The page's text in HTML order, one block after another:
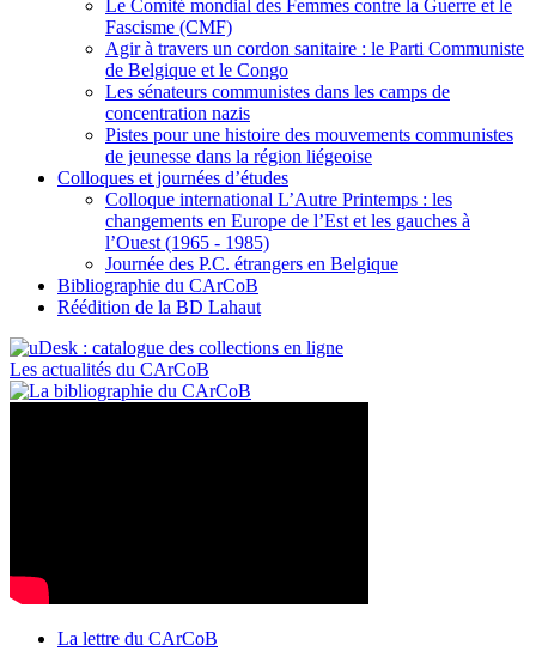
Le Comité mondial des Femmes contre la Guerre et le
Fascisme (CMF)
Agir à travers un cordon sanitaire : le Parti Communiste
de Belgique et le Congo
Les sénateurs communistes dans les camps de
concentration nazis
Pistes pour une histoire des mouvements communistes
de jeunesse dans la région liégeoise
Colloques et journées d’études
Colloque international L’Autre Printemps : les
changements en Europe de l’Est et les gauches à
l’Ouest (1965 - 1985)
Journée des P.C. étrangers en Belgique
Bibliographie du CArCoB
Réédition de la BD Lahaut
Les actualités du CArCoB
La lettre du CArCoB